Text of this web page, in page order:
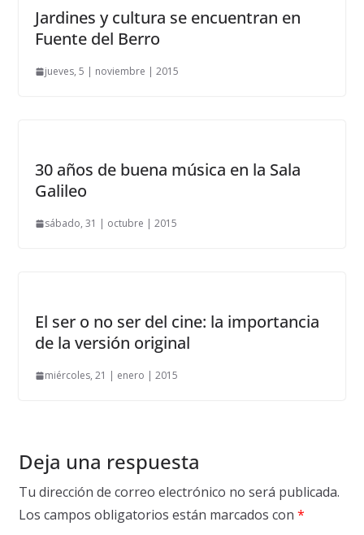
Jardines y cultura se encuentran en
Fuente del Berro
jueves, 5 | noviembre | 2015
30 años de buena música en la Sala
Galileo
sábado, 31 | octubre | 2015
El ser o no ser del cine: la importancia
de la versión original
miércoles, 21 | enero | 2015
Deja una respuesta
Tu dirección de correo electrónico no será publicada.
Los campos obligatorios están marcados con *